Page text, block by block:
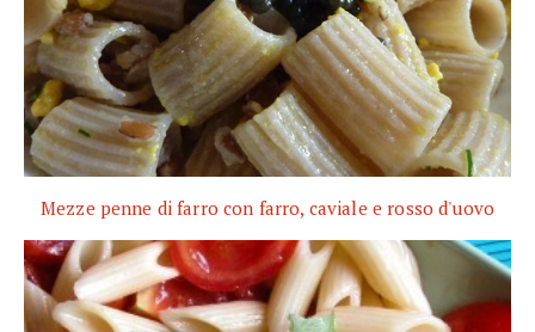
Mezze penne di farro con farro, caviale e rosso d'uovo